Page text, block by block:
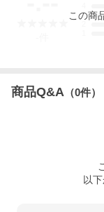
3
この商
商品Q&A （0件）
以